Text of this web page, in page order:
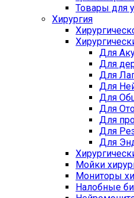
Товары для
Хирургия
Для
Для
Для
Для
Для
Для
Для
Для
Для
Мойки
Мониторы
Налобные